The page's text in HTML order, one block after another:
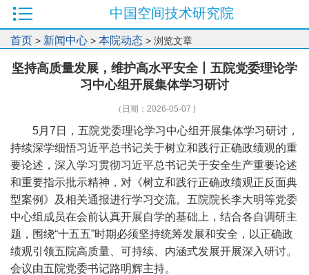
中国空间技术研究院
首页 > 新闻中心 > 本院动态 > 浏览文章
坚持高质量发展，维护高水平安全丨五院党委理论学
习中心组开展集体学习研讨
（日期：2026-05-07 )
5月7日，五院党委理论学习中心组开展集体学习研讨，
持续深学细悟习近平总书记关于树立和践行正确政绩观的重
要论述，深入学习贯彻习近平总书记关于安全生产重要论述
和重要指示批示精神，对《树立和践行正确政绩观正反面典
型案例》及相关通报进行学习交流。五院院长李大明等党委
中心组成员在会前认真开展自学的基础上，结合各自调研主
题，围绕“十五五”时期必须坚持统筹发展和安全，以正确政
绩观引领五院高质量、可持续、内涵式发展开展深入研讨。
会议由五院党委书记路明辉主持。